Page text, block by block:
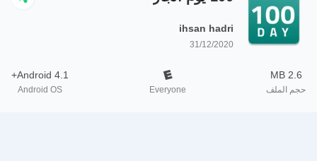
ihsan hadri
31/12/2020
2.6 MB
حجم الملف Everyone
Android 4.1+
Android OS